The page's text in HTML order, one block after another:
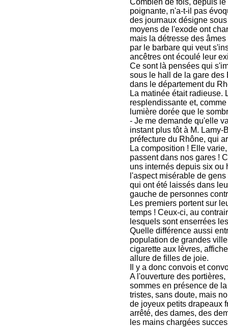
Combien de fois, depuis
poignante, n'a-t-il pas
des journaux désigne
moyens de l'exode ont
mais la détresse des
par le barbare qui veut
ancêtres ont écoulé leur
Ce sont là pensées qui
sous le hall de la gare des
dans le département du
La matinée était radieuse.
resplendissante et,
lumière dorée que le
- Je me demande qu'elle
instant plus tôt à M.
préfecture du Rhône, qui
La composition ! Elle
passent dans nos gares !
uns internés depuis six ou
l'aspect misérable de
qui ont été laissés dans
gauche de personnes
Les premiers portent sur
temps ! Ceux-ci, au
lesquels sont enserrées
Quelle différence aussi
population de grandes
cigarette aux lèvres,
allure de filles de joie.
Il y a donc convois et
A l'ouverture des
sommes en présence de
tristes, sans doute, mais
de joyeux petits drapeaux
arrêté, des dames, des
les mains chargées